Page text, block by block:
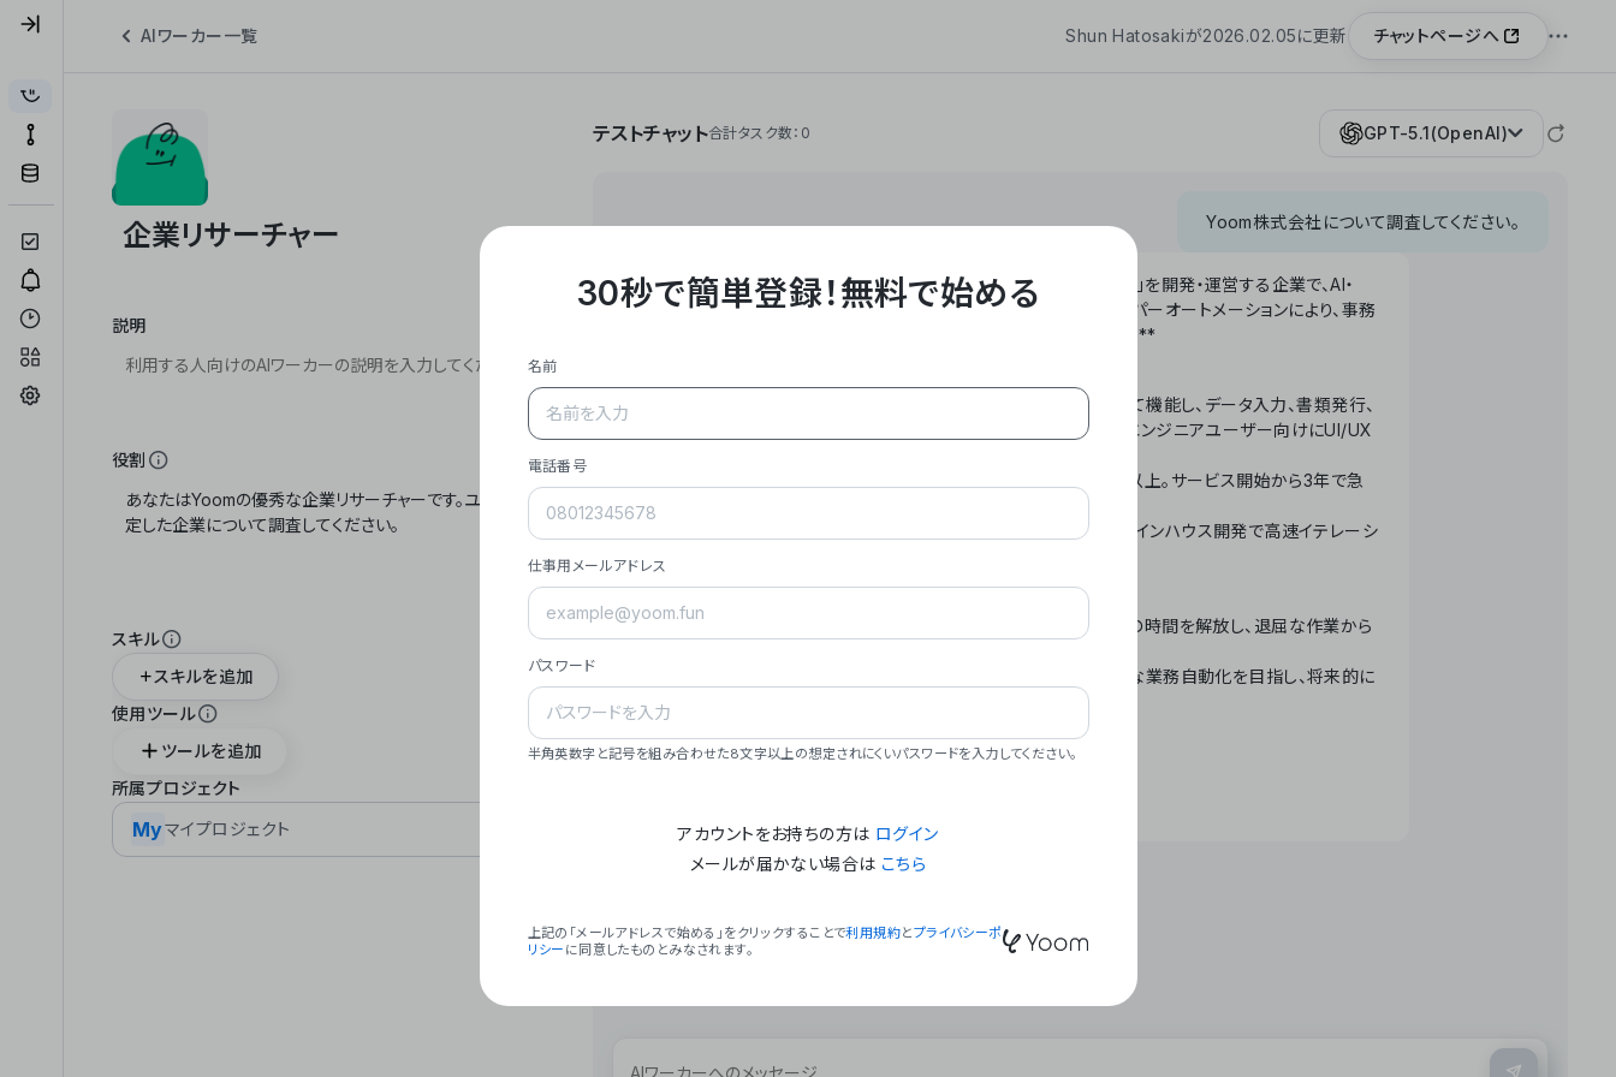
AIワーカー一覧 Shun Hatosakiが2026.02.05に更新 チャットページへ
説明
役割
スキル
スキルを追加
使用ツール
ツールを追加
所属プロジェクト
Myマイプロジェクト
テストチャット合計タスク数：0 GPT-5.1(OpenAI)
Yoom株式会社について調査してください。
**Yoom株式会社は、ビジネスオートメーションSaaS「Yoom」を開発・運営する企業で、AI・
API・RPA・OCRなどの技術をノーコードで組み合わせたハイパーオートメーションにより、事務
作業やデスクワークを自動化するサービスを提供しています。**
- **主力プロダクト「Yoom」**: SaaS連携データベースとして機能し、データ入力、書類発行、
メール対応、請求書処理、日報作成などの業務を自動化。非エンジニアユーザー向けにUI/UX
- **実績**: 国内利用社数20,000社超、直近成長率300%以上。サービス開始から3年で急
- **強み**: すべての自動化技術を1プラットフォームで完結。インハウス開発で高速イテレーシ
- **ミッション**: 「We Make Time」 – テクノロジーで人々の時間を解放し、退屈な作業から
- **ビジョン**: 「Global Business Automation」 – 世界的な業務自動化を目指し、将来的に
### 会社概要
30秒で簡単登録！無料で始める
名前
電話番号
仕事用メールアドレス
パスワード
半角英数字と記号を組み合わせた8文字以上の想定されにくいパスワードを入力してください。
アカウントをお持ちの方は ログイン
メールが届かない場合は こちら
上記の「メールアドレスで始める」をクリックすることで利用規約とプライバシーポ
リシー に同意したものとみなされます。